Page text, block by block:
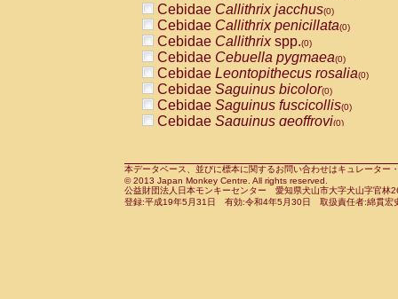
PitheciidaePithecia monachus
PitheciidaePithecia pithecia(0)
CercopithecidaeCercocebus agilis
CercopithecidaeCercocebus
CercopithecidaeCercocebus
CercopithecidaeCercocebus
CercopithecidaeCercocebus
CercopithecidaeCercocebushybrid
CercopithecidaePapio anubis(0)
CercopithecidaePapio cynocephalus
CercopithecidaePapio hamadryas(0)
Cebidae Callithrix jacchus(0)
Cebidae Callithrix penicillata(0)
Cebidae Callithrixspp.(0)
Cebidae Cebuella pygmaea(0)
Cebidae Leontopithecus rosalia(0)
Cebidae Saguinus bicolor(0)
Cebidae Saguinus fuscicollis(0)
Cebidae Saguinus geoffroyi(0)
CebidaeSaguinus leucopus(0)
CebidaeSaguinus midas(0)
Cebidae Saguinus mystax(0)
本データベース、並びに標本に関するお問い合わせはキュレータ
© 2013 Japan Monkey Centre. All rights reserved.
公益財団法人日本モンキーセンター 愛知県犬山市大字犬山字官
登録:平成19年5月31日 有効:令和4年5月30日 取扱責任者:綿貫宏